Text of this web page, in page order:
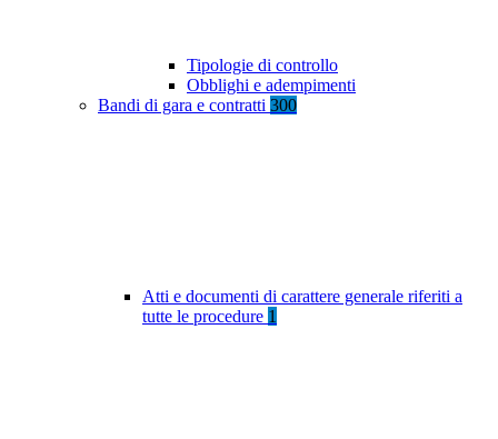
Tipologie di controllo
Obblighi e adempimenti
Bandi di gara e contratti 300
Atti e documenti di carattere generale riferiti a
tutte le procedure 1